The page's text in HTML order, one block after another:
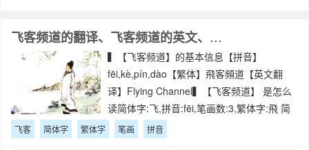
飞客频道的翻译、飞客频道的英文、飞客频道的拼音
▍【飞客频道】的基本信息【拼音】
fēi,kè,pín,dào【繁体】飛客頻道【英文翻
译】Flying Channel▍【飞客频道】 是怎么
读简体字:飞,拼音:fēi,笔画数:3,繁体字:飛 简
体字:客,拼音:kè,笔画数:9,繁体字:客 简体字:
频,拼音:p
飞客 简体字 繁体字 笔画 拼音